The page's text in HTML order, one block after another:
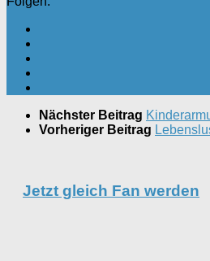
Nächster Beitrag
Vorheriger Beitrag
Jetzt gleich Fan werden